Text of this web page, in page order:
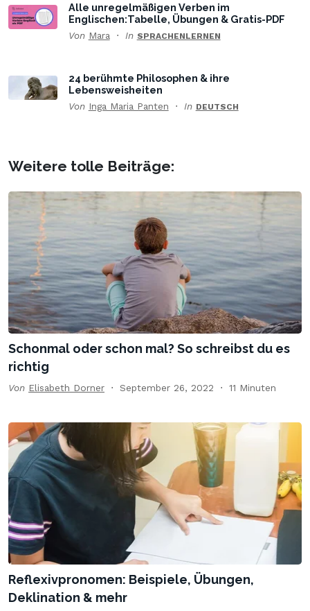
Alle unregelmäßigen Verben im
Englischen:Tabelle, Übungen & Gratis-PDF
Von Mara In SPRACHENLERNEN
24 berühmte Philosophen & ihre
Lebensweisheiten
Von Inga Maria Panten In DEUTSCH
Weitere tolle Beiträge:
Schonmal oder schon mal? So schreibst du es
richtig
Von Elisabeth Dorner September 26, 2022 11 Minuten
Reflexivpronomen: Beispiele, Übungen,
Deklination & mehr